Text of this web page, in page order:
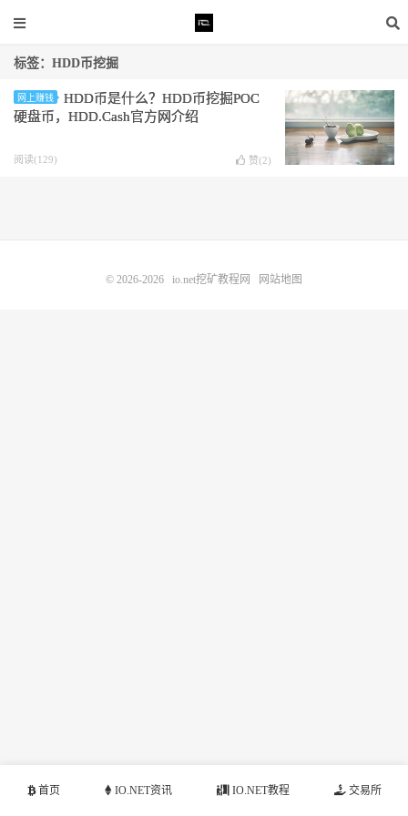
标签：HDD币挖掘
网上赚钱
HDD币是什么？HDD币挖掘POC
硬盘币，HDD.Cash官方网介绍
阅读(129) 赞(2)
首页 IO.NET资讯 IO.NET教程 交易所
© 2026-2026 io.net挖矿教程网 网站地图